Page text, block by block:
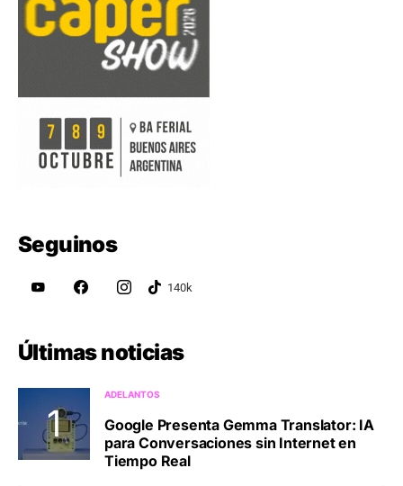
Seguinos
Últimas noticias
ADELANTOS
Google Presenta Gemma Translator: IA
para Conversaciones sin Internet en
Tiempo Real